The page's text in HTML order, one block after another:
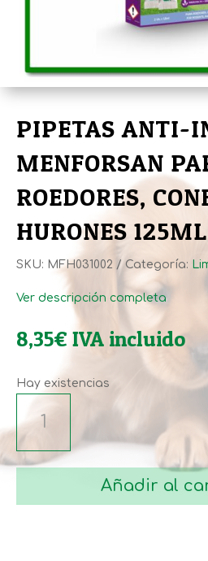
PIPETAS ANTI-
MENFORSAN
ROEDORES,
HURONES 125ML
SKU: MFH031002 Categoría:
Ver descripción completa
8,35€ IVA incluido
Hay existencias
ANTI-
INSECTOS
MENFORSAN
ROEDORES,
Añadir al